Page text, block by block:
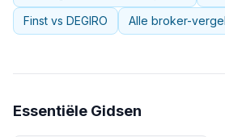
Finst vs DEGIRO
Alle broker-
Essentiële Gidsen